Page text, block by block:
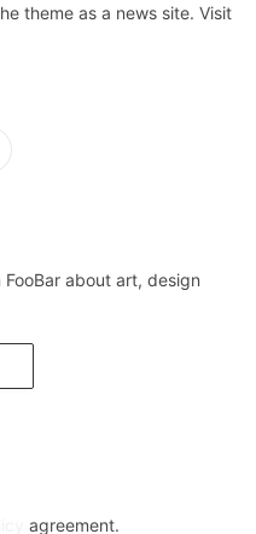
theme as a news site. Visit
about art, design
agreement.